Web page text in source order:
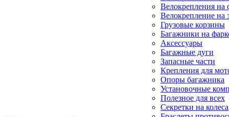
Велокрепления на
Велокрепление на
Грузовые корзины
Багажники на
Аксессуары
Багажные дуги
Запасные части
Крепления для
Опоры багажника
Установочные
Полезное для всех
Секретки на колеса